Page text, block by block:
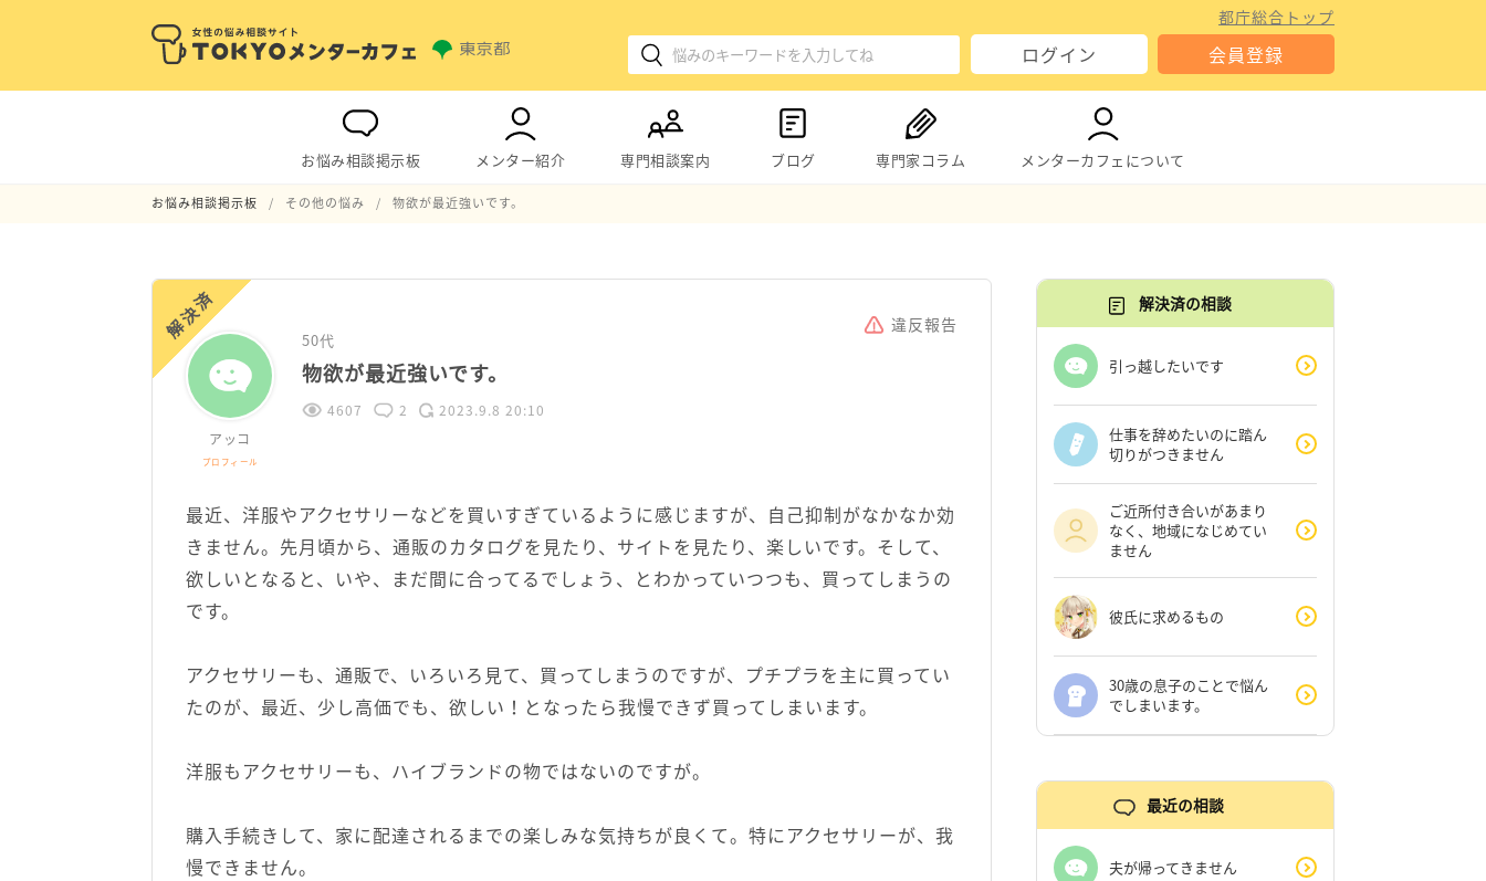
都庁総合トップ
ログイン 会員登録
お悩み相談掲示板 メンター紹介 専門相談案内 ブログ 専門家コラム メンターカフェについて
お悩み相談掲示板 その他の悩み 物欲が最近強いです。
解決済 違反報告
アッコ
プロフィール
50代
物欲が最近強いです。
4607 2 2023.9.8 20:10
最近、洋服やアクセサリーなどを買いすぎているように感じますが、自己抑制がなかなか効
きません。先月頃から、通販のカタログを見たり、サイトを見たり、楽しいです。そして、
欲しいとなると、いや、まだ間に合ってるでしょう、とわかっていつつも、買ってしまうの
です。
アクセサリーも、通販で、いろいろ見て、買ってしまうのですが、プチプラを主に買ってい
たのが、最近、少し高価でも、欲しい！となったら我慢できず買ってしまいます。
洋服もアクセサリーも、ハイブランドの物ではないのですが。
購入手続きして、家に配達されるまでの楽しみな気持ちが良くて。特にアクセサリーが、我
慢できません。
解決済の相談
引っ越したいです
仕事を辞めたいのに踏ん
切りがつきません
ご近所付き合いがあまり
なく、地域になじめてい
ません
彼氏に求めるもの
30歳の息子のことで悩ん
でしまいます。
最近の相談
夫が帰ってきません